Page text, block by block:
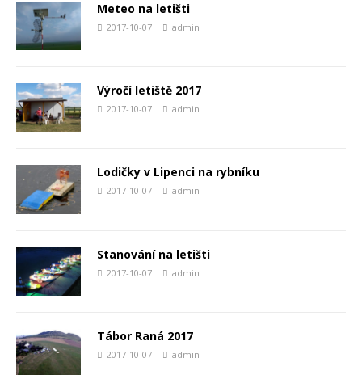
Meteo na letišti
2017-10-07 admin
Výročí letiště 2017
2017-10-07 admin
Lodičky v Lipenci na rybníku
2017-10-07 admin
Stanování na letišti
2017-10-07 admin
Tábor Raná 2017
2017-10-07 admin